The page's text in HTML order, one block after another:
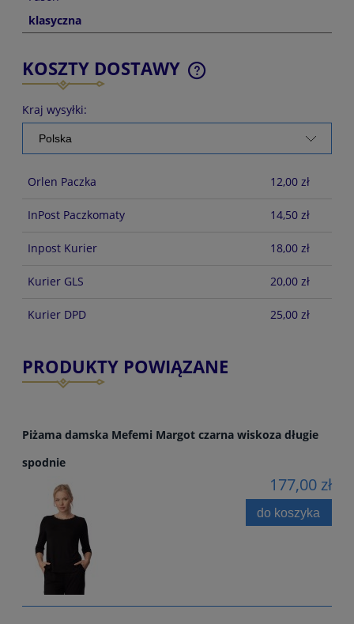
klasyczna
KOSZTY DOSTAWY
CENA NIE ZAWIERA EWENTUALNYCH KOSZTÓW
PŁATNOŚCI
Kraj wysyłki:
Orlen Paczka 12,00 zł
InPost Paczkomaty 14,50 zł
Inpost Kurier 18,00 zł
Kurier GLS 20,00 zł
Kurier DPD 25,00 zł
PRODUKTY POWIĄZANE
Piżama damska Mefemi Margot czarna wiskoza długie
spodnie
177,00 zł
do koszyka